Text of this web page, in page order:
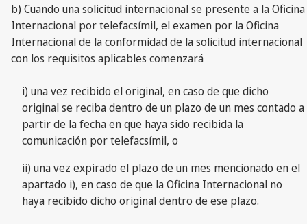
b) Cuando una solicitud internacional se presente a la Oficina
Internacional por telefacsímil, el examen por la Oficina
Internacional de la conformidad de la solicitud internacional
con los requisitos aplicables comenzará
i) una vez recibido el original, en caso de que dicho
original se reciba dentro de un plazo de un mes contado a
partir de la fecha en que haya sido recibida la
comunicación por telefacsímil, o
ii) una vez expirado el plazo de un mes mencionado en el
apartado i), en caso de que la Oficina Internacional no
haya recibido dicho original dentro de ese plazo.